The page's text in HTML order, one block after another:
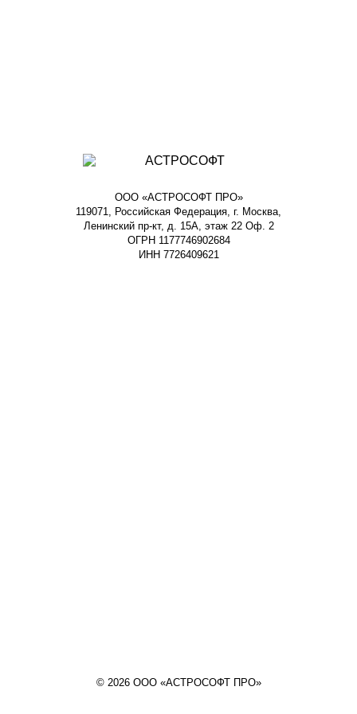
ООО «АСТРОСОФТ ПРО»
119071, Российская Федерация, г. Москва,
Ленинский пр-кт, д. 15А, этаж 22 Оф. 2
ОГРН 1177746902684
ИНН 7726409621
© 2026 ООО «АСТРОСОФТ ПРО»